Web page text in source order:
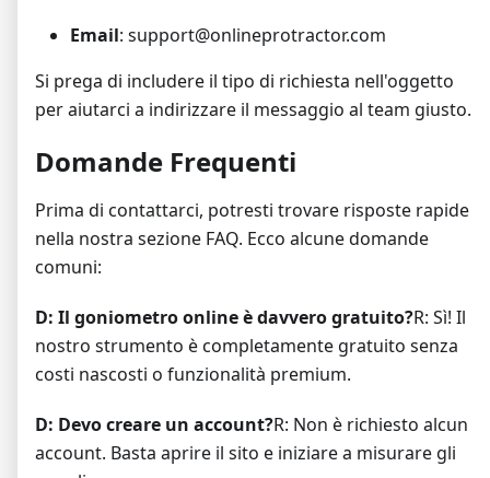
Email: support@onlineprotractor.com
Si prega di includere il tipo di richiesta nell'oggetto
per aiutarci a indirizzare il messaggio al team giusto.
Domande Frequenti
Prima di contattarci, potresti trovare risposte rapide
nella nostra sezione FAQ. Ecco alcune domande
comuni:
D: Il goniometro online è davvero gratuito?R: Sì! Il
nostro strumento è completamente gratuito senza
costi nascosti o funzionalità premium.
D: Devo creare un account?R: Non è richiesto alcun
account. Basta aprire il sito e iniziare a misurare gli